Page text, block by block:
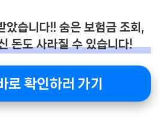
습니다!! 숨은 보험금 조회,
돈도 사라질 수 있습니다!
로 확인하러 가기